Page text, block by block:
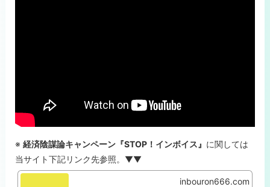
※ 経済陰謀論キャンペーン『STOP！インボイス』 に関しては
当サイト下記リンク先参照。▼▼
inbouron666.com